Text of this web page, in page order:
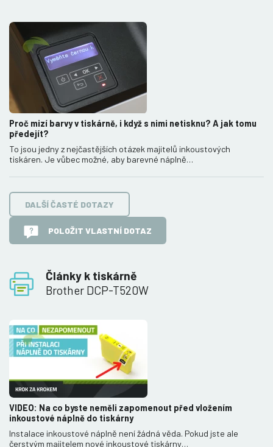
Články k tiskárně
Brother DCP-T520W
Proč mizí barvy v tiskárně, i když s nimi netisknu? A jak tomu
předejít?
To jsou jedny z nejčastějších otázek majitelů inkoustových
tiskáren. Je vůbec možné, aby barevné náplně…
DALŠÍ ČASTÉ DOTAZY
POLOŽIT VLASTNÍ DOTAZ
VIDEO: Na co byste neměli zapomenout před vložením
inkoustové náplně do tiskárny
Instalace inkoustové náplně není žádná věda. Pokud jste ale
čerstvým majitelem nové inkoustové tiskárny…